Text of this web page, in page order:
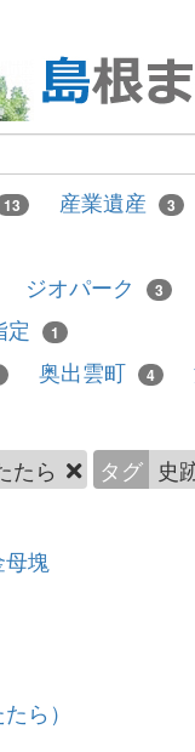
13 産業遺産 3
ジオパーク 3
定 1
奥出雲町 4
たら タグ 史
塊
ら）